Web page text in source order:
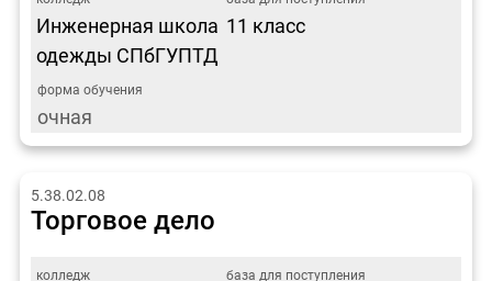
Инженерная школа
одежды СПбГУПТД
11 класс
очная
5.38.02.08
Торговое дело